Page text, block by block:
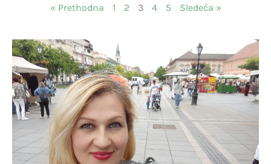
« Prethodna 1 2 3 4 5 Sledeća »